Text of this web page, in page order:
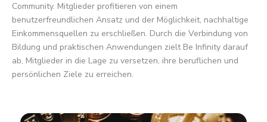
Community. Mitglieder profitieren von einem
benutzerfreundlichen Ansatz und der Möglichkeit, nachhaltige
Einkommensquellen zu erschließen. Durch die Verbindung von
Bildung und praktischen Anwendungen zielt Be Infinity darauf
ab, Mitglieder in die Lage zu versetzen, ihre beruflichen und
persönlichen Ziele zu erreichen.